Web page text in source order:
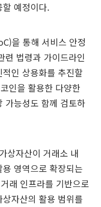
예정이다.
을 통해 서비스 안정
련 법령과 가이드라인
인 상용화를 추진할
인을 활용한 다양한
가능성도 함께 검토하
상자산이 거래소 내
영역으로 확장되는
래 인프라를 기반으로
자산의 활용 범위를